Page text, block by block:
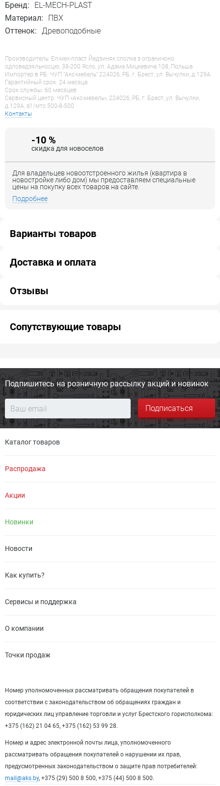
Бренд:
EL-MECH-PLAST
Материал:
ПВХ
Оттенок: Древоподобные
Производитель: Ел-мех-пласт Йедзиняк сполка з ограничоно
одповедзяльносцю, 38-200 Ясло, ул. Адама Мицкевича 108, Польша
Импортер в РБ: ЧУП "Акс-мебель" 224026, РБ, г. Брест, ул. Вычулки, д.129А
Гарантийный срок: 24 месяца
Срок службы: 60 месяцев
Сервисный центр: ЧУП «Акс-мебель», 224026, РБ, г. Брест, ул. Вычулки,
д.129А, a1/мтс 500-8-500
Контакты
-10 %
скидка для новоселов
Для владельцев новоотстроенного жилья (квартира в
новостройке либо дом) мы предоставляем специальные
цены на покупку всех товаров на сайте.
Подробнее
Варианты товаров
Доставка и оплата
Отзывы
Сопутствующие товары
Подпишитесь на розничную рассылку акций и новинок
Подписаться
Каталог товаров
Распродажа
Акции
Новинки
Новости
Как купить?
Сервисы и поддержка
О компании
Точки продаж
Номер уполномоченных рассматривать обращения покупателей в
соответствии с законодательством об обращениях граждан и
юридических лиц управление торговли и услуг Брестского горисполкома:
+375 (162) 21 04 65, +375 (162) 53 99 28.
Номер и адрес электронной почты лица, уполномоченного
рассматривать обращения покупателей о нарушении их прав,
предусмотренных законодательством о защите прав потребителей:
mail@aks.by, +375 (29) 500 8 500, +375 (44) 500 8 500.